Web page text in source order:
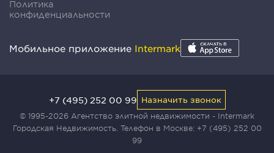
Политика
конфиденциальности
Мобильное приложение Intermark
© 1995-2026 Агентство элитной недвижимости - Intermark
Городская Недвижимость. Телефон в Москве: +7 (495) 252 00
99
+7 (495) 252 00 99 Назначить звонок